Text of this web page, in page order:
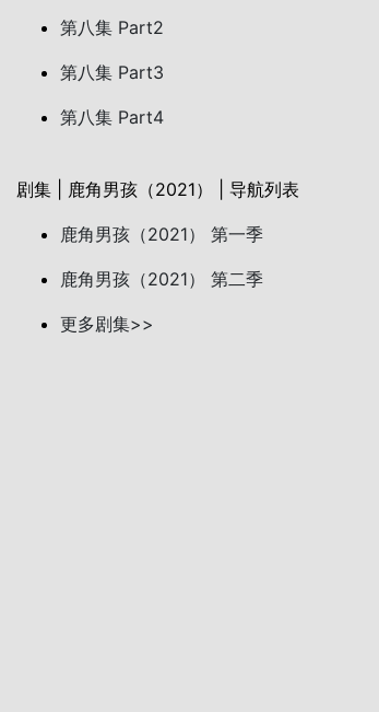
第八集 Part2
第八集 Part3
第八集 Part4
剧集 | 鹿角男孩（2021） | 导航列表
鹿角男孩（2021） 第一季
鹿角男孩（2021） 第二季
更多剧集>>